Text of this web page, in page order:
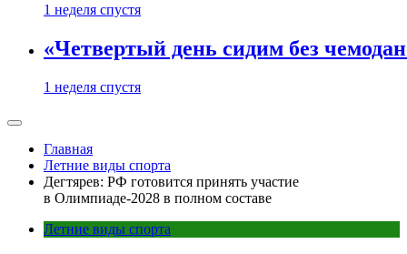
1 неделя спустя
«Четвертый день сидим без
1 неделя спустя
Главная
Летние виды спорта
Дегтярев: РФ готовится принять участие
в Олимпиаде-2028 в полном составе
Летние виды спорта